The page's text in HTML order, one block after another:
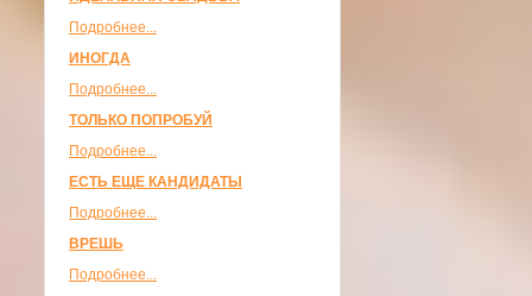
Подробнее...
ИНОГДА
Подробнее...
ТОЛЬКО ПОПРОБУЙ
Подробнее...
ЕСТЬ ЕЩЕ КАНДИДАТЫ
Подробнее...
ВРЕШЬ
Подробнее...